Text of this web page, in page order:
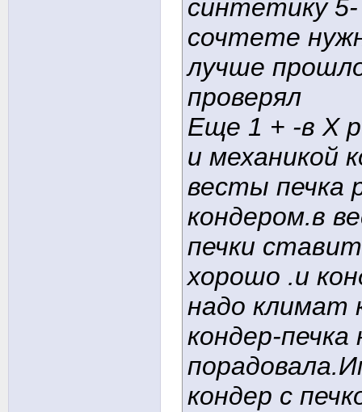
синтетику
сочтете
лучше
проверял
Еще 1 + -в Х
и механикой
весты печка
кондером.в
печки
хорошо .и
надо климат
кондер-печка
кондер с